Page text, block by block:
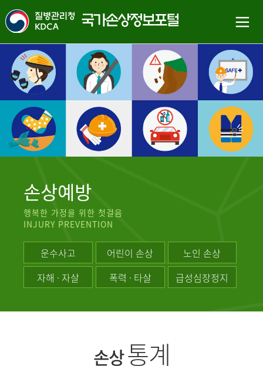
손상예방
행복한 가정을 위한 첫걸음
INJURY PREVENTION
운수사고 어린이 손상
노인 손상
자해 · 자살
폭력 · 타살 급성심장정지
손상통계